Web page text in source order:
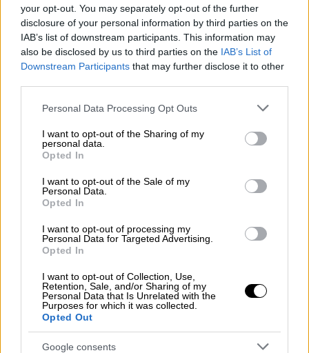
your opt-out. You may separately opt-out of the further
disclosure of your personal information by third parties on the
IAB’s list of downstream participants. This information may
also be disclosed by us to third parties on the IAB’s List of
Downstream Participants that may further disclose it to other
Please note that this website/app uses one or more Google
not limited to your visit or usage behaviour. You may click to
grant or deny consent to Google and its third-party tags to
use your data for below specified purposes in below Google
consent section.
Personal Data Processing Opt Outs
I want to opt-out of the Sharing of my
personal data.
Opted In
I want to opt-out of the Sale of my
Personal Data.
Opted In
I want to opt-out of processing my
Personal Data for Targeted Advertising.
Opted In
I want to opt-out of Collection, Use,
Retention, Sale, and/or Sharing of my
Personal Data that Is Unrelated with the
Purposes for which it was collected.
Opted Out
Google consents
Σύμφωνα με τις πρώτες πληροφορίες, ο
άνδρας εντοπίστηκε με βρόγχο στον λαιμό
και τα πρώτα στοιχεία οδηγούν στο
ενδεχόμενο της αυτοχειρίας.
ΔΙΑΒΑΣΤΕ ΕΠΙΣΗΣ
Ελλάδα|16.05.2026 14:50
«Είναι και η φτώχεια στη μέση»:
Ξεσπά ο παππούς των παιδιών που
ζούσαν σε τρώγλη στους Αγίους
Αναργύρους
Ελλάδα|16.05.2026 17:41
Βίντεο ντοκουμέντο από τον άγριο
καβγά σε ποντιακό γλέντι στη
Θεσσαλονίκη - «Ήταν σαν σφαγείο, θα
μας σκοτώσουν»